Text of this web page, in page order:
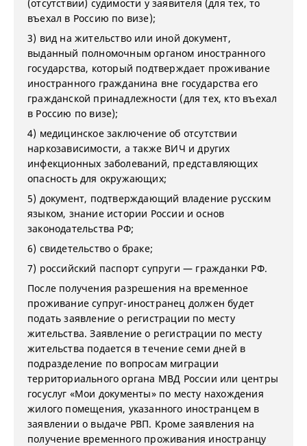
(отсутствии) судимости у заявителя (для тех, то
въехал в Россию по визе);
3) вид на жительство или иной документ,
выданный полномочным органом иностранного
государства, который подтверждает проживание
иностранного гражданина вне государства его
гражданской принадлежности (для тех, кто въехал
в Россию по визе);
4) медицинское заключение об отсутствии
наркозависимости, а также ВИЧ и других
инфекционных заболеваний, представляющих
опасность для окружающих;
5) документ, подтверждающий владение русским
языком, знание истории России и основ
законодательства РФ;
6) свидетельство о браке;
7) российский паспорт супруги — гражданки РФ.
После получения разрешения на временное
проживание супруг-иностранец должен будет
подать заявление о регистрации по месту
жительства. Заявление о регистрации по месту
жительства подается в течение семи дней в
подразделение по вопросам миграции
территориального органа МВД России или центры
госуслуг «Мои документы» по месту нахождения
жилого помещения, указанного иностранцем в
заявлении о выдаче РВП. Кроме заявления на
получение временного проживания иностранцу